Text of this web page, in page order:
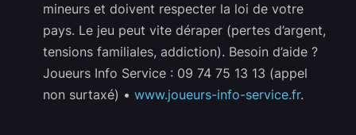
mineurs et doivent respecter la loi de votre
pays. Le jeu peut vite déraper (pertes d’argent,
tensions familiales, addiction). Besoin d’aide ?
Joueurs Info Service : 09 74 75 13 13 (appel
non surtaxé) •www.joueurs-info-service.fr.